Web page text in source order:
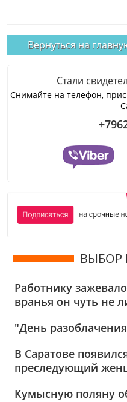
Вернуться на
Стали
Снимайте на телефон,
ВЫБОР
Работнику
вранья он чуть не
"День
В Саратове
преследующий
Кумысную поляну